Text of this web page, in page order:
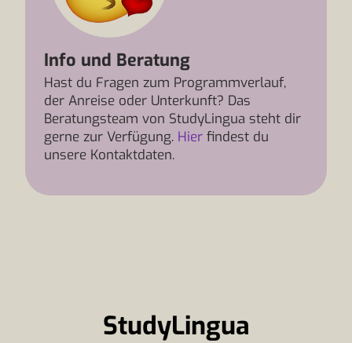
Info und Beratung
Hast du Fragen zum Programmverlauf,
der Anreise oder Unterkunft? Das
Beratungsteam von StudyLingua steht dir
gerne zur Verfügung. Hier findest du
unsere Kontaktdaten.
StudyLingua